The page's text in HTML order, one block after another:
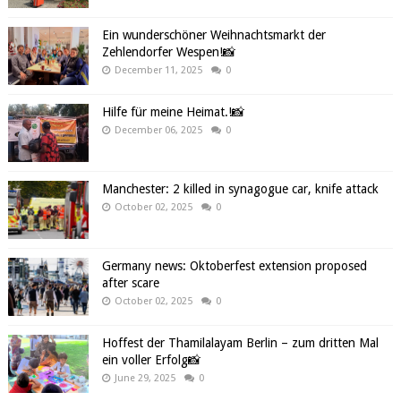
Ein wunderschöner Weihnachtsmarkt der
Zehlendorfer Wespen!📸
December 11, 2025 0
Hilfe für meine Heimat.!📸
December 06, 2025 0
Manchester: 2 killed in synagogue car, knife attack
October 02, 2025 0
Germany news: Oktoberfest extension proposed
after scare
October 02, 2025 0
Hoffest der Thamilalayam Berlin – zum dritten Mal
ein voller Erfolg📸
June 29, 2025 0